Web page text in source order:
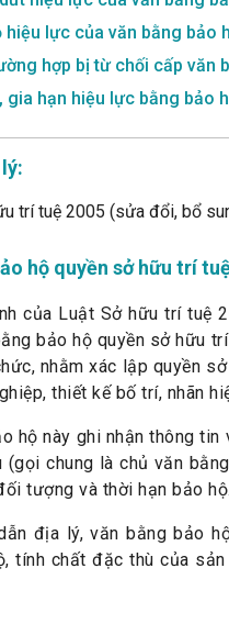
hiệu lực của văn bằng bảo
hợp bị từ chối cấp văn
gia hạn hiệu lực bằng bảo
trí tuệ 2005 (sửa đổi, bổ
hộ quyền sở hữu trí
của Luật Sở hữu trí tuệ
bảo hộ quyền sở hữu
nhằm xác lập quyền
thiết kế bố trí, nhãn
hộ này ghi nhận thông
(gọi chung là chủ văn
tượng và thời hạn bảo hộ.
địa lý, văn bằng bảo
tính chất đặc thù của